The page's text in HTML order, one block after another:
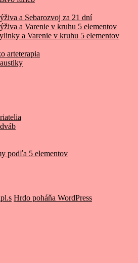
a Sebarozvoj za 21 dní
a Varenie v kruhu 5 elementov
a Varenie v kruhu 5 elementov
arteterapia
podľa 5 elementov
Hrdo poháňa WordPress